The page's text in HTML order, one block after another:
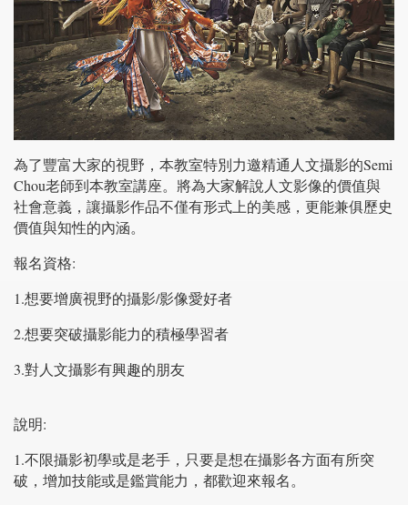
為了豐富大家的視野，本教室特別力邀精通人文攝影的Semi
Chou老師到本教室講座。將為大家解說人文影像的價值與
社會意義，讓攝影作品不僅有形式上的美感，更能兼俱歷史
價值與知性的內涵。
報名資格:
1.想要增廣視野的攝影/影像愛好者
2.想要突破攝影能力的積極學習者
3.對人文攝影有興趣的朋友
說明:
1.不限攝影初學或是老手，只要是想在攝影各方面有所突
破，增加技能或是鑑賞能力，都歡迎來報名。